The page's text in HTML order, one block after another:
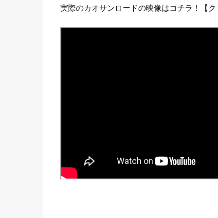
実際のカオサンロードの映像はコチラ！【ク